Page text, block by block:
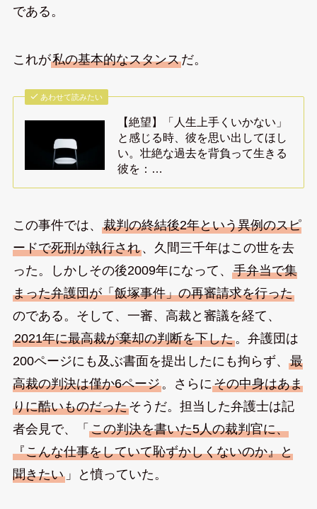
である。
これが私の基本的なスタンスだ。
あわせて読みたい
【絶望】「人生上手くいかない」
と感じる時、彼を思い出してほし
い。壮絶な過去を背負って生きる
彼を：…
この事件では、 裁判の終結後2年という異例のスピ
ードで死刑が執行され、久間三千年はこの世を去
った。しかしその後2009年になって、 手弁当で集
まった弁護団が「飯塚事件」の再審請求を行った
のである。そして、一審、高裁と審議を経て、
2021年に最高裁が棄却の判断を下した。弁護団は
200ページにも及ぶ書面を提出したにも拘らず、 最
高裁の判決は僅か6ページ。さらにその中身はあま
りに酷いものだったそうだ。担当した弁護士は記
者会見で、「 この判決を書いた5人の裁判官に、
『こんな仕事をしていて恥ずかしくないのか』と
聞きたい」と憤っていた。